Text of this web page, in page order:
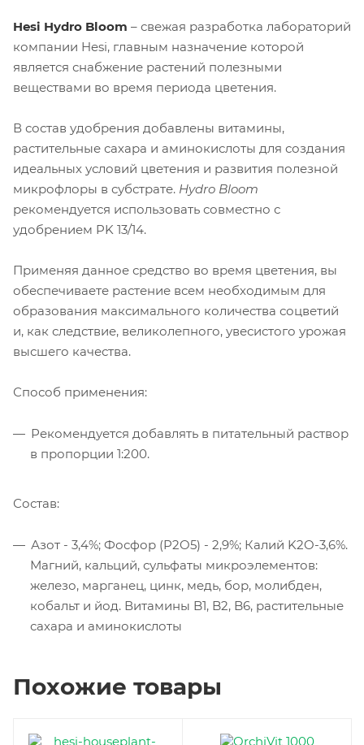
Hesi Hydro Bloom – свежая разработка лабораторий
компании Hesi, главным назначение которой
является снабжение растений полезными
веществами во время периода цветения.
В состав удобрения добавлены витамины,
растительные сахара и аминокислоты для создания
идеальных условий цветения и развития полезной
микрофлоры в субстрате. Hydro Bloom
рекомендуется использовать совместно с
удобрением PK 13/14.
Применяя данное средство во время цветения, вы
обеспечиваете растение всем необходимым для
образования максимального количества соцветий
и, как следствие, великолепного, увесистого урожая
высшего качества.
Способ применения:
Рекомендуется добавлять в питательный раствор
в пропорции 1:200.
Состав:
Азот - 3,4%; Фосфор (P2O5) - 2,9%; Калий K2O-3,6%.
Магний, кальций, сульфаты микроэлементов:
железо, марганец, цинк, медь, бор, молибден,
кобальт и йод. Витамины B1, B2, B6, растительные
сахара и аминокислоты
Похожие товары